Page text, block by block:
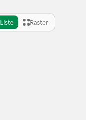
Liste Raster